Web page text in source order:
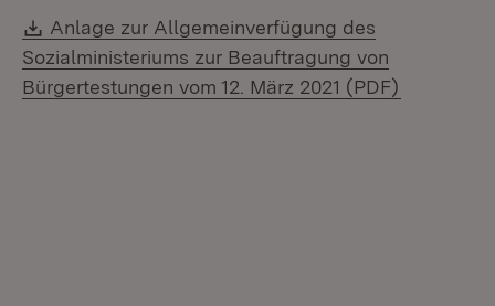
Download:
Anlage zur Allgemeinverfügung des
Sozialministeriums zur Beauftragung von
Bürgertestungen vom 12. März 2021 (PDF)